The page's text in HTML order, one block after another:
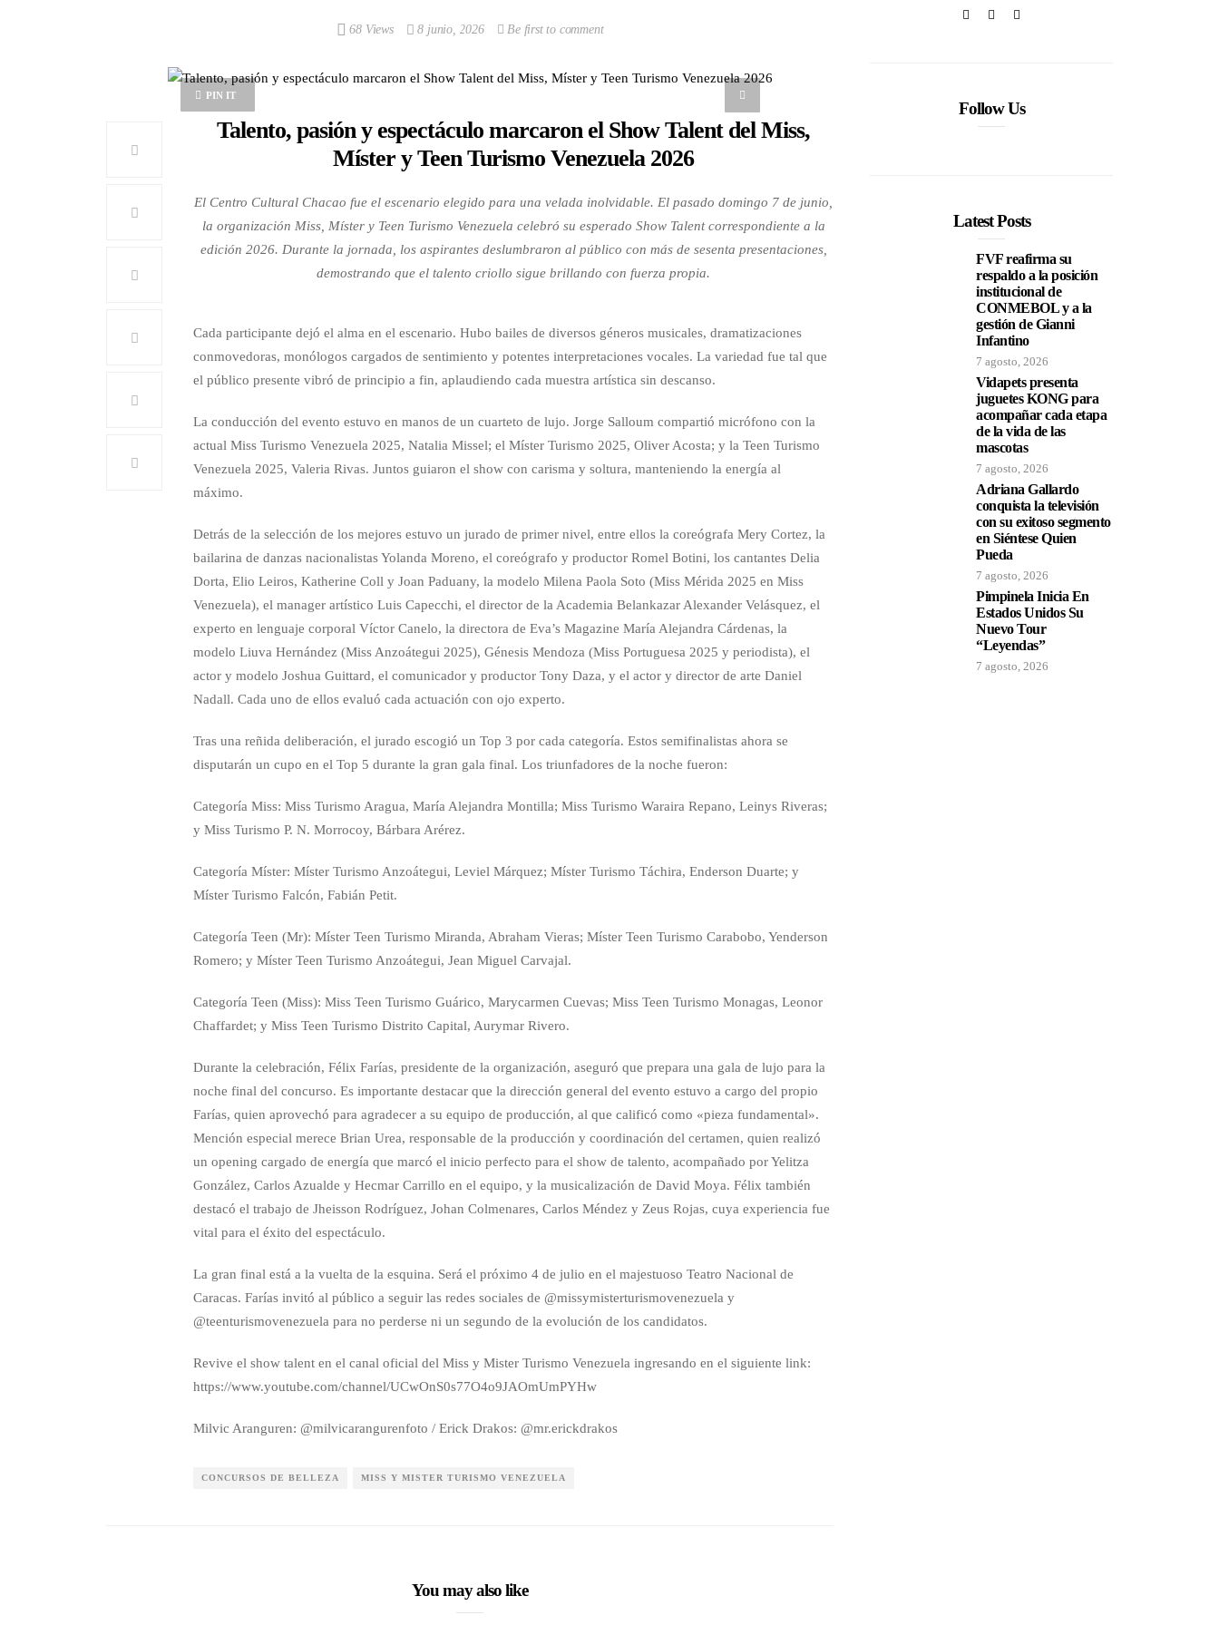
68 Views 8 junio, 2026 Be first to comment
PIN IT
Talento, pasión y espectáculo marcaron el Show Talent del Miss,
Míster y Teen Turismo Venezuela 2026
El Centro Cultural Chacao fue el escenario elegido para una velada inolvidable. El pasado domingo 7 de junio,
la organización Miss, Míster y Teen Turismo Venezuela celebró su esperado Show Talent correspondiente a la
edición 2026. Durante la jornada, los aspirantes deslumbraron al público con más de sesenta presentaciones,
demostrando que el talento criollo sigue brillando con fuerza propia.
Cada participante dejó el alma en el escenario. Hubo bailes de diversos géneros musicales, dramatizaciones
conmovedoras, monólogos cargados de sentimiento y potentes interpretaciones vocales. La variedad fue tal que
el público presente vibró de principio a fin, aplaudiendo cada muestra artística sin descanso.
La conducción del evento estuvo en manos de un cuarteto de lujo. Jorge Salloum compartió micrófono con la
actual Miss Turismo Venezuela 2025, Natalia Missel; el Míster Turismo 2025, Oliver Acosta; y la Teen Turismo
Venezuela 2025, Valeria Rivas. Juntos guiaron el show con carisma y soltura, manteniendo la energía al
máximo.
Detrás de la selección de los mejores estuvo un jurado de primer nivel, entre ellos la coreógrafa Mery Cortez, la
bailarina de danzas nacionalistas Yolanda Moreno, el coreógrafo y productor Romel Botini, los cantantes Delia
Dorta, Elio Leiros, Katherine Coll y Joan Paduany, la modelo Milena Paola Soto (Miss Mérida 2025 en Miss
Venezuela), el manager artístico Luis Capecchi, el director de la Academia Belankazar Alexander Velásquez, el
experto en lenguaje corporal Víctor Canelo, la directora de Eva’s Magazine María Alejandra Cárdenas, la
modelo Liuva Hernández (Miss Anzoátegui 2025), Génesis Mendoza (Miss Portuguesa 2025 y periodista), el
actor y modelo Joshua Guittard, el comunicador y productor Tony Daza, y el actor y director de arte Daniel
Nadall. Cada uno de ellos evaluó cada actuación con ojo experto.
Tras una reñida deliberación, el jurado escogió un Top 3 por cada categoría. Estos semifinalistas ahora se
disputarán un cupo en el Top 5 durante la gran gala final. Los triunfadores de la noche fueron:
Categoría Miss: Miss Turismo Aragua, María Alejandra Montilla; Miss Turismo Waraira Repano, Leinys Riveras;
y Miss Turismo P. N. Morrocoy, Bárbara Arérez.
Categoría Míster: Míster Turismo Anzoátegui, Leviel Márquez; Míster Turismo Táchira, Enderson Duarte; y
Míster Turismo Falcón, Fabián Petit.
Categoría Teen (Mr): Míster Teen Turismo Miranda, Abraham Vieras; Míster Teen Turismo Carabobo, Yenderson
Romero; y Míster Teen Turismo Anzoátegui, Jean Miguel Carvajal.
Categoría Teen (Miss): Miss Teen Turismo Guárico, Marycarmen Cuevas; Miss Teen Turismo Monagas, Leonor
Chaffardet; y Miss Teen Turismo Distrito Capital, Aurymar Rivero.
Durante la celebración, Félix Farías, presidente de la organización, aseguró que prepara una gala de lujo para la
noche final del concurso. Es importante destacar que la dirección general del evento estuvo a cargo del propio
Farías, quien aprovechó para agradecer a su equipo de producción, al que calificó como «pieza fundamental».
Mención especial merece Brian Urea, responsable de la producción y coordinación del certamen, quien realizó
un opening cargado de energía que marcó el inicio perfecto para el show de talento, acompañado por Yelitza
González, Carlos Azualde y Hecmar Carrillo en el equipo, y la musicalización de David Moya. Félix también
destacó el trabajo de Jheisson Rodríguez, Johan Colmenares, Carlos Méndez y Zeus Rojas, cuya experiencia fue
vital para el éxito del espectáculo.
La gran final está a la vuelta de la esquina. Será el próximo 4 de julio en el majestuoso Teatro Nacional de
Caracas. Farías invitó al público a seguir las redes sociales de @missymisterturismovenezuela y
@teenturismovenezuela para no perderse ni un segundo de la evolución de los candidatos.
Revive el show talent en el canal oficial del Miss y Mister Turismo Venezuela ingresando en el siguiente link:
https://www.youtube.com/channel/UCwOnS0s77O4o9JAOmUmPYHw
Milvic Aranguren: @milvicarangurenfoto / Erick Drakos: @mr.erickdrakos
CONCURSOS DE BELLEZA MISS Y MISTER TURISMO VENEZUELA
You may also like
Follow Us
Latest Posts
FVF reafirma su
respaldo a la posición
institucional de
CONMEBOL y a la
gestión de Gianni
Infantino
7 agosto, 2026
Vidapets presenta
juguetes KONG para
acompañar cada etapa
de la vida de las
mascotas
7 agosto, 2026
Adriana Gallardo
conquista la televisión
con su exitoso segmento
en Siéntese Quien
Pueda
7 agosto, 2026
Pimpinela Inicia En
Estados Unidos Su
Nuevo Tour
“Leyendas”
7 agosto, 2026